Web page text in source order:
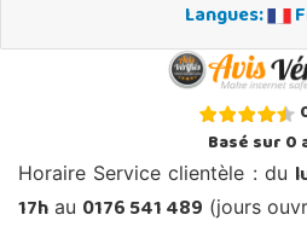
Langues:
Basé sur0
Horaire Service clientèle : du
17h au 0176 541 489 (jours